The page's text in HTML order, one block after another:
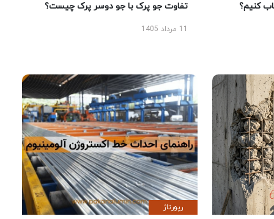
کنیم؟ تفاوت جو پرک با جو دوسر پرک چیست؟
رپورتاژ